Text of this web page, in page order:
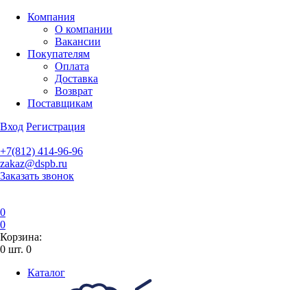
Компания
О компании
Вакансии
Покупателям
Оплата
Доставка
Возврат
Поставщикам
Вход Регистрация
+7(812) 414-96-96
zakaz@dspb.ru
Заказать звонок
0
0
Корзина:
0 шт. 0
Каталог